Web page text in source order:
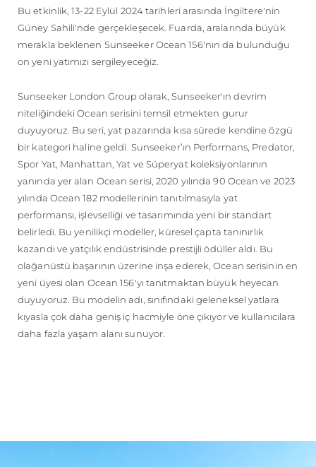
Bu etkinlik, 13-22 Eylül 2024 tarihleri arasında İngiltere'nin
Güney Sahili'nde gerçekleşecek. Fuarda, aralarında büyük
merakla beklenen Sunseeker Ocean 156'nın da bulunduğu
on yeni yatımızı sergileyeceğiz.
Sunseeker London Group olarak, Sunseeker'ın devrim
niteliğindeki Ocean serisini temsil etmekten gurur
duyuyoruz. Bu seri, yat pazarında kısa sürede kendine özgü
bir kategori haline geldi. Sunseeker’ın Performans, Predator,
Spor Yat, Manhattan, Yat ve Süperyat koleksiyonlarının
yanında yer alan Ocean serisi, 2020 yılında 90 Ocean ve 2023
yılında Ocean 182 modellerinin tanıtılmasıyla yat
performansı, işlevselliği ve tasarımında yeni bir standart
belirledi. Bu yenilikçi modeller, küresel çapta tanınırlık
kazandı ve yatçılık endüstrisinde prestijli ödüller aldı. Bu
olağanüstü başarının üzerine inşa ederek, Ocean serisinin en
yeni üyesi olan Ocean 156'yı tanıtmaktan büyük heyecan
duyuyoruz. Bu modelin adı, sınıfındaki geleneksel yatlara
kıyasla çok daha geniş iç hacmiyle öne çıkıyor ve kullanıcılara
daha fazla yaşam alanı sunuyor.